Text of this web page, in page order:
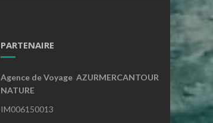
PARTENAIRE
Agence de Voyage AZURMERCANTOUR
NATURE
IM006150013